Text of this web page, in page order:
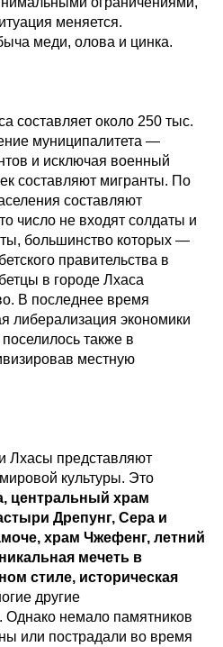
меняется.
меди, олова и цинка.
составляет около 250 тыс.
муниципалитета —
и исключая военный
составляют мигранты. По
составляют
число не входят солдаты и
большинство которых —
правительства в
в городе Лхаса
В последнее время
либерализация экономики
также в
местную
Лхасы представляют
культуры. Это
центральный храм
Дрепунг, Сера и
храм Чжефенг, летний
мечеть в
стиле, историческая
другие
Однако немало памятников
или пострадали во время